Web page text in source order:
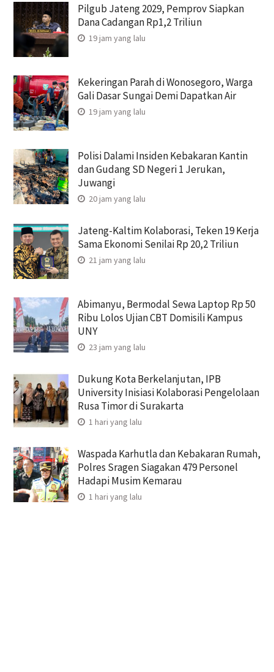
Pilgub Jateng 2029, Pemprov Siapkan
Dana Cadangan Rp1,2 Triliun
19 jam yang lalu
Kekeringan Parah di Wonosegoro, Warga
Gali Dasar Sungai Demi Dapatkan Air
19 jam yang lalu
Polisi Dalami Insiden Kebakaran Kantin
dan Gudang SD Negeri 1 Jerukan,
Juwangi
20 jam yang lalu
Jateng-Kaltim Kolaborasi, Teken 19 Kerja
Sama Ekonomi Senilai Rp 20,2 Triliun
21 jam yang lalu
Abimanyu, Bermodal Sewa Laptop Rp 50
Ribu Lolos Ujian CBT Domisili Kampus
UNY
23 jam yang lalu
Dukung Kota Berkelanjutan, IPB
University Inisiasi Kolaborasi Pengelolaan
Rusa Timor di Surakarta
1 hari yang lalu
Waspada Karhutla dan Kebakaran Rumah,
Polres Sragen Siagakan 479 Personel
Hadapi Musim Kemarau
1 hari yang lalu